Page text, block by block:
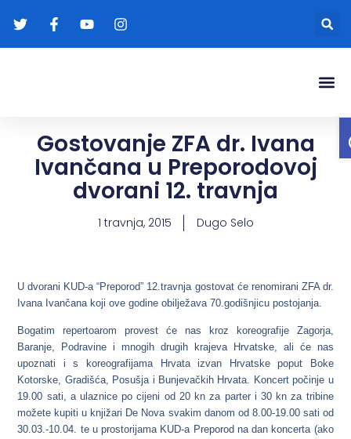
Gostovanje ZFA dr. Ivana
Ivančana u Preporodovoj
dvorani 12. travnja
1 travnja, 2015 Dugo Selo
U dvorani KUD-a “Preporod” 12.travnja gostovat će renomirani ZFA dr.
Ivana Ivančana koji ove godine obilježava 70.godišnjicu postojanja.
Bogatim repertoarom provest će nas kroz koreografije Zagorja,
Baranje, Podravine i mnogih drugih krajeva Hrvatske, ali će nas
upoznati i s koreografijama Hrvata izvan Hrvatske poput Boke
Kotorske, Gradišća, Posušja i Bunjevačkih Hrvata. Koncert počinje u
19.00 sati, a ulaznice po cijeni od 20 kn za parter i 30 kn za tribine
možete kupiti u knjižari De Nova svakim danom od 8.00-19.00 sati od
30.03.-10.04. te u prostorijama KUD-a Preporod na dan koncerta (ako